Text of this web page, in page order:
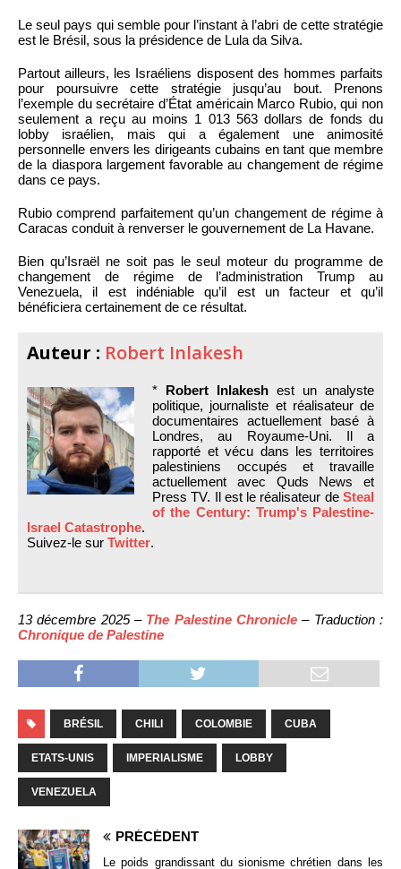
Le seul pays qui semble pour l’instant à l’abri de cette stratégie
est le Brésil, sous la présidence de Lula da Silva.
Partout ailleurs, les Israéliens disposent des hommes parfaits
pour poursuivre cette stratégie jusqu’au bout. Prenons
l’exemple du secrétaire d’État américain Marco Rubio, qui non
seulement a reçu au moins 1 013 563 dollars de fonds du
lobby israélien, mais qui a également une animosité
personnelle envers les dirigeants cubains en tant que membre
de la diaspora largement favorable au changement de régime
dans ce pays.
Rubio comprend parfaitement qu’un changement de régime à
Caracas conduit à renverser le gouvernement de La Havane.
Bien qu’Israël ne soit pas le seul moteur du programme de
changement de régime de l’administration Trump au
Venezuela, il est indéniable qu’il est un facteur et qu’il
bénéficiera certainement de ce résultat.
Auteur : Robert Inlakesh
* Robert Inlakesh est un analyste
politique, journaliste et réalisateur de
documentaires actuellement basé à
Londres, au Royaume-Uni. Il a
rapporté et vécu dans les territoires
palestiniens occupés et travaille
actuellement avec Quds News et
Press TV. Il est le réalisateur de Steal
of the Century: Trump's Palestine-
Israel Catastrophe.
Suivez-le sur Twitter.
13 décembre 2025 – The Palestine Chronicle – Traduction :
Chronique de Palestine
BRÉSIL CHILI COLOMBIE CUBA
ETATS-UNIS IMPERIALISME LOBBY
VENEZUELA
PRÉCÉDENT
Le poids grandissant du sionisme chrétien dans les